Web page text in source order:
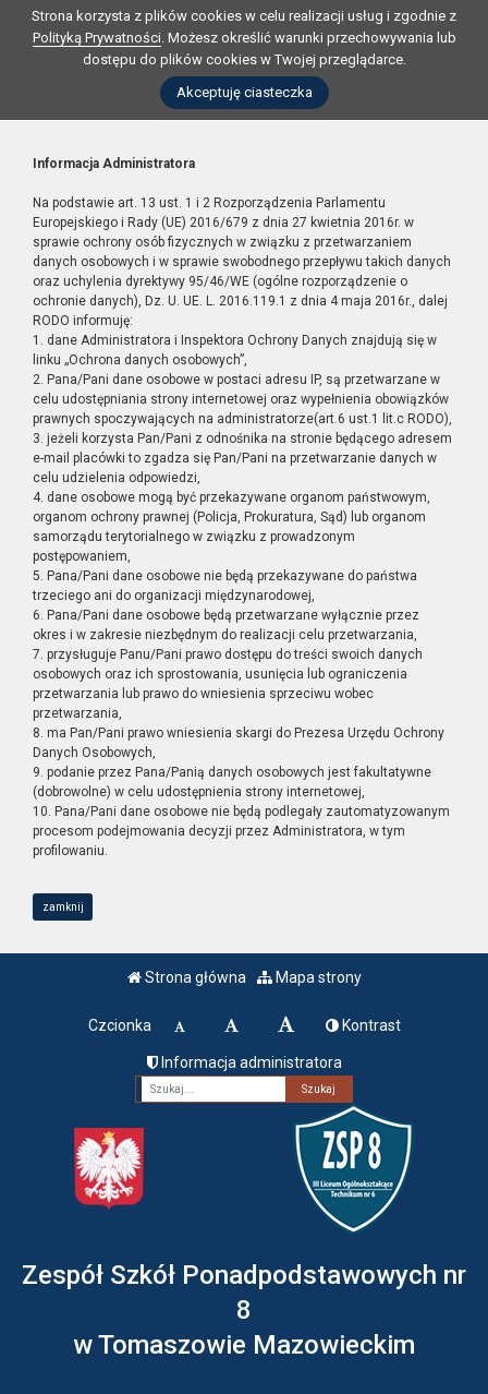
Strona korzysta z plików cookies w celu realizacji usług i zgodnie z
Polityką Prywatności. Możesz określić warunki przechowywania lub
dostępu do plików cookies w Twojej przeglądarce.
Akceptuję ciasteczka
Informacja Administratora
Na podstawie art. 13 ust. 1 i 2 Rozporządzenia Parlamentu
Europejskiego i Rady (UE) 2016/679 z dnia 27 kwietnia 2016r. w
sprawie ochrony osób fizycznych w związku z przetwarzaniem
danych osobowych i w sprawie swobodnego przepływu takich danych
oraz uchylenia dyrektywy 95/46/WE (ogólne rozporządzenie o
ochronie danych), Dz. U. UE. L. 2016.119.1 z dnia 4 maja 2016r., dalej
RODO informuję:
1. dane Administratora i Inspektora Ochrony Danych znajdują się w
linku „Ochrona danych osobowych”,
2. Pana/Pani dane osobowe w postaci adresu IP, są przetwarzane w
celu udostępniania strony internetowej oraz wypełnienia obowiązków
prawnych spoczywających na administratorze(art.6 ust.1 lit.c RODO),
3. jeżeli korzysta Pan/Pani z odnośnika na stronie będącego adresem
e-mail placówki to zgadza się Pan/Pani na przetwarzanie danych w
celu udzielenia odpowiedzi,
4. dane osobowe mogą być przekazywane organom państwowym,
organom ochrony prawnej (Policja, Prokuratura, Sąd) lub organom
samorządu terytorialnego w związku z prowadzonym
postępowaniem,
5. Pana/Pani dane osobowe nie będą przekazywane do państwa
trzeciego ani do organizacji międzynarodowej,
6. Pana/Pani dane osobowe będą przetwarzane wyłącznie przez
okres i w zakresie niezbędnym do realizacji celu przetwarzania,
7. przysługuje Panu/Pani prawo dostępu do treści swoich danych
osobowych oraz ich sprostowania, usunięcia lub ograniczenia
przetwarzania lub prawo do wniesienia sprzeciwu wobec
przetwarzania,
8. ma Pan/Pani prawo wniesienia skargi do Prezesa Urzędu Ochrony
Danych Osobowych,
9. podanie przez Pana/Panią danych osobowych jest fakultatywne
(dobrowolne) w celu udostępnienia strony internetowej,
10. Pana/Pani dane osobowe nie będą podlegały zautomatyzowanym
procesom podejmowania decyzji przez Administratora, w tym
profilowaniu.
zamknij
Strona główna Mapa strony
Czcionka Kontrast
Informacja administratora
Fraza
Zespół Szkół Ponadpodstawowych nr
8
w Tomaszowie Mazowieckim